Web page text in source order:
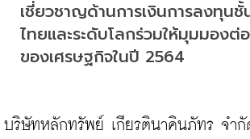
เชี่ยวชาญด้านการเงินการลงทุน
ไทยและระดับโลกร่วมให้มุมมองต่
ของเศรษฐกิจในปี 2564
บริษัทหลักทรัพย์ เกียรตินาคินภัทร จำ